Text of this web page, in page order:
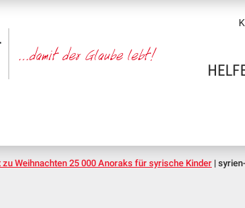
zu Weihnachten 25 000 Anoraks für syrische Kinder |